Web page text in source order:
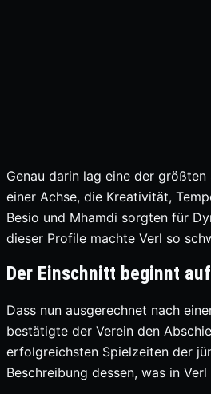
Genau darin lag eine der
einer Achse, die Kreativität,
Besio und Mhamdi sorgten für
dieser Profile machte Verl so
Der Einschnitt beginnt
Dass nun ausgerechnet nach
bestätigte der Verein den
erfolgreichsten Spielzeiten der
Beschreibung dessen, was in